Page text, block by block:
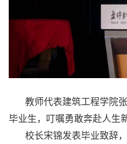
教师代表建筑工程学院
毕业生，叮嘱勇敢奔赴人生
校长宋锦发表毕业致辞